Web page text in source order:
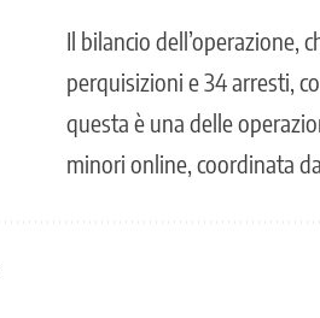
Il bilancio dell’operazione,
perquisizioni e 34 arresti,
questa è una delle
minori online, coordinata